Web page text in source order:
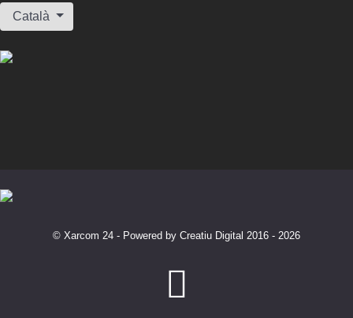
Seleccioni el seu idioma
Català
© Xarcom 24 - Powered by Creatiu Digital 2016 - 2026